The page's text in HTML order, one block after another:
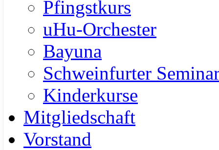
Pfingstkurs
uHu-Orchester
Bayuna
Schweinfurter
Kinderkurse
Mitgliedschaft
Vorstand